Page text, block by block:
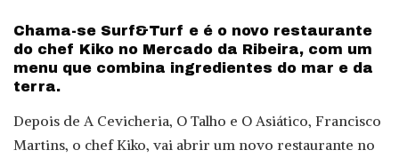
Chama-se Surf&Turf e é o novo restaurante
do chef Kiko no Mercado da Ribeira, com um
menu que combina ingredientes do mar e da
terra.
Depois de A Cevicheria, O Talho e O Asiático, Francisco
Martins, o chef Kiko, vai abrir um novo restaurante no